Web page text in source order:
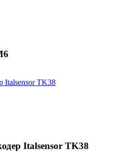
Italsensor TK38